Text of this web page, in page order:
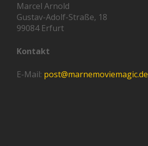
Marcel Arnold
Gustav-Adolf-Straße, 18
99084 Erfurt
Kontakt
E-Mail: post@marnemoviemagic.de